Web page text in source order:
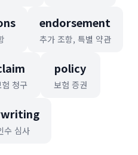
endorsement
추가 조항, 특별 약관
청구
policy
보험 증권
수 심사